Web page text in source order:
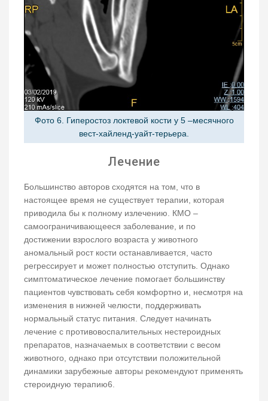
Фото 6. Гиперостоз локтевой кости у 5 –месячного
вест-хайленд-уайт-терьера.
Лечение
Большинство авторов сходятся на том, что в
настоящее время не существует терапии, которая
приводила бы к полному излечению. КМО –
самоограничивающееся заболевание, и по
достижении взрослого возраста у животного
аномальный рост кости останавливается, часто
регрессирует и может полностью отступить. Однако
симптоматическое лечение помогает большинству
пациентов чувствовать себя комфортно и, несмотря на
изменения в нижней челюсти, поддерживать
нормальный статус питания. Следует начинать
лечение с противовоспалительных нестероидных
препаратов, назначаемых в соответствии с весом
животного, однако при отсутствии положительной
динамики зарубежные авторы рекомендуют применять
стероидную терапию6.